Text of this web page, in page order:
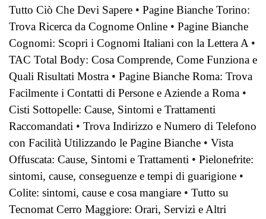
Tutto Ciò Che Devi Sapere • Pagine Bianche Torino:
Trova Ricerca da Cognome Online • Pagine Bianche
Cognomi: Scopri i Cognomi Italiani con la Lettera A •
TAC Total Body: Cosa Comprende, Come Funziona e
Quali Risultati Mostra • Pagine Bianche Roma: Trova
Facilmente i Contatti di Persone e Aziende a Roma •
Cisti Sottopelle: Cause, Sintomi e Trattamenti
Raccomandati • Trova Indirizzo e Numero di Telefono
con Facilità Utilizzando le Pagine Bianche • Vista
Offuscata: Cause, Sintomi e Trattamenti • Pielonefrite:
sintomi, cause, conseguenze e tempi di guarigione •
Colite: sintomi, cause e cosa mangiare • Tutto su
Tecnomat Cerro Maggiore: Orari, Servizi e Altri